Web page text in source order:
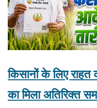
किसानों के लिए
का मिला अतिरिक्त